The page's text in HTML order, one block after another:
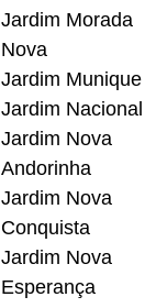
Jardim Morada
Nova
Jardim Munique
Jardim Nacional
Jardim Nova
Andorinha
Jardim Nova
Conquista
Jardim Nova
Esperança